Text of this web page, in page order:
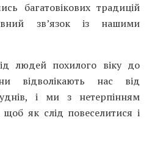
багатовікових традицій
зв’язок із нашими
людей похилого віку до
відволікають нас від
і ми з нетерпінням
як слід повеселитися і